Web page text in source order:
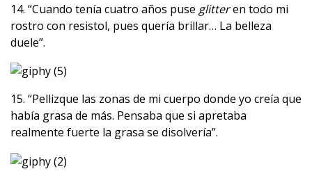
14. “Cuando tenía cuatro años puse glitteren todo mi
rostro con resistol, pues quería brillar… La belleza
duele”.
15. “Pellizque las zonas de mi cuerpo donde yo creía que
había grasa de más. Pensaba que si apretaba
realmente fuerte la grasa se disolvería”.